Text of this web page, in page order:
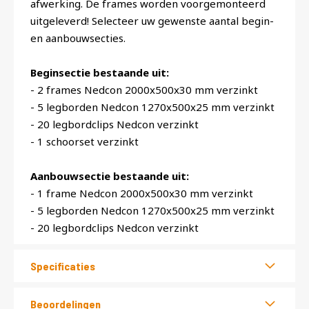
afwerking. De frames worden voorgemonteerd
uitgeleverd! Selecteer uw gewenste aantal begin-
en aanbouwsecties.
Beginsectie bestaande uit:
- 2 frames Nedcon 2000x500x30 mm verzinkt
- 5 legborden Nedcon 1270x500x25 mm verzinkt
- 20 legbordclips Nedcon verzinkt
- 1 schoorset verzinkt
Aanbouwsectie bestaande uit:
- 1 frame Nedcon 2000x500x30 mm verzinkt
- 5 legborden Nedcon 1270x500x25 mm verzinkt
- 20 legbordclips Nedcon verzinkt
Specificaties
Beoordelingen